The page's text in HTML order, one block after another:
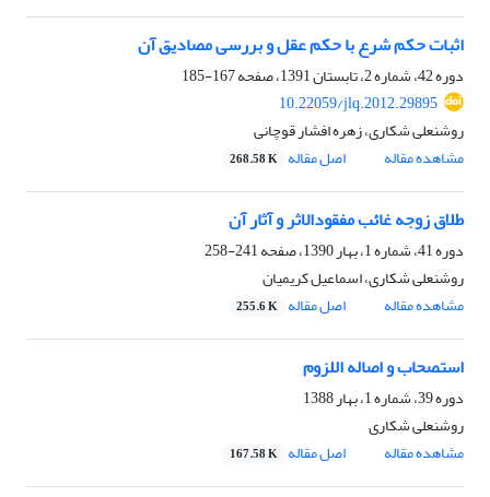
اثبات حکم شرع با حکم عقل و بررسی مصادیق آن
دوره 42، شماره 2، تابستان 1391، صفحه
167-185
10.22059/jlq.2012.29895
روشنعلی شکاری، زهره افشار قوچانی
مشاهده مقاله
اصل مقاله 268.58 K
طلاق زوجه غائب مفقودالاثر و آثار آن
دوره 41، شماره 1، بهار 1390، صفحه
241-258
روشنعلی شکاری، اسماعیل کریمیان
مشاهده مقاله
اصل مقاله 255.6 K
استصحاب و اصاله اللزوم
دوره 39، شماره 1، بهار 1388
روشنعلی شکاری
مشاهده مقاله
اصل مقاله 167.58 K